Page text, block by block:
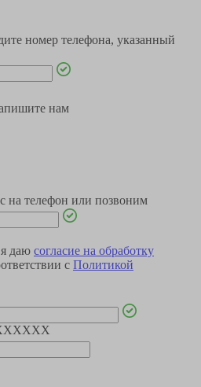
номер телефона, указанный
нам
на телефон или позвоним
даю согласие на обработку
с Политикой